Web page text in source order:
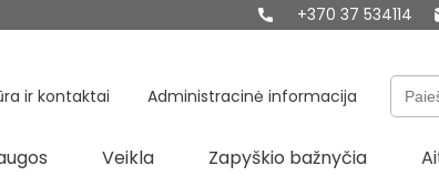
+370 37 534114
ir kontaktai Administracinė informacija
Veikla Zapyškio bažnyčia